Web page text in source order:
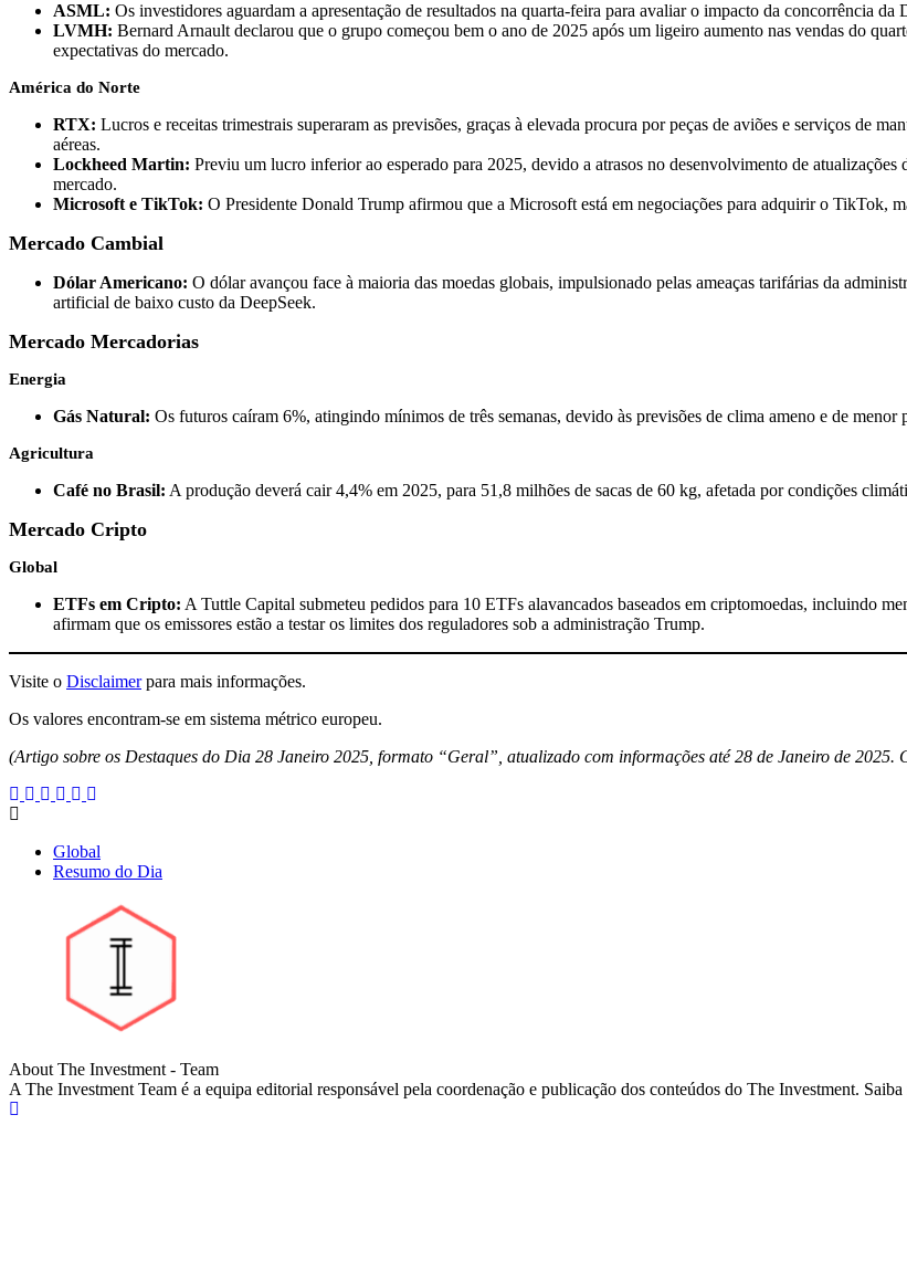
ASML: Os investidores aguardam a apresentação de resultados na quarta-feira para avaliar o impacto da concorrência
LVMH: Bernard Arnault declarou que o grupo começou bem o ano de 2025 após um ligeiro aumento nas vendas do
expectativas do mercado.
América do Norte
RTX: Lucros e receitas trimestrais superaram as previsões, graças à elevada procura por peças de aviões e serviços de
aéreas.
Lockheed Martin: Previu um lucro inferior ao esperado para 2025, devido a atrasos no desenvolvimento de
mercado.
Microsoft e TikTok: O Presidente Donald Trump afirmou que a Microsoft está em negociações para adquirir o TikTok,
Mercado Cambial
Dólar Americano: O dólar avançou face à maioria das moedas globais, impulsionado pelas ameaças tarifárias da
artificial de baixo custo da DeepSeek.
Mercado Mercadorias
Energia
Gás Natural: Os futuros caíram 6%, atingindo mínimos de três semanas, devido às previsões de clima ameno e de menor
Agricultura
Café no Brasil: A produção deverá cair 4,4% em 2025, para 51,8 milhões de sacas de 60 kg, afetada por condições
Mercado Cripto
Global
ETFs em Cripto: A Tuttle Capital submeteu pedidos para 10 ETFs alavancados baseados em criptomoedas,
afirmam que os emissores estão a testar os limites dos reguladores sob a administração Trump.
Visite o Disclaimerpara mais informações.
Os valores encontram-se em sistema métrico europeu.
(Artigo sobre os Destaques do Dia 28 Janeiro 2025, formato “Geral”, atualizado com informações até 28 de Janeiro de
Global
Resumo do Dia
About The Investment - Team
A The Investment Team é a equipa editorial responsável pela coordenação e publicação dos conteúdos do The Investment.